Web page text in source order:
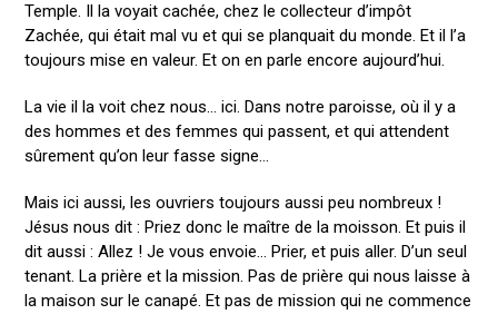
Temple. Il la voyait cachée, chez le collecteur d’impôt
Zachée, qui était mal vu et qui se planquait du monde. Et il l’a
toujours mise en valeur. Et on en parle encore aujourd’hui.
La vie il la voit chez nous… ici. Dans notre paroisse, où il y a
des hommes et des femmes qui passent, et qui attendent
sûrement qu’on leur fasse signe…
Mais ici aussi, les ouvriers toujours aussi peu nombreux !
Jésus nous dit : Priez donc le maître de la moisson. Et puis il
dit aussi : Allez ! Je vous envoie… Prier, et puis aller. D’un seul
tenant. La prière et la mission. Pas de prière qui nous laisse à
la maison sur le canapé. Et pas de mission qui ne commence